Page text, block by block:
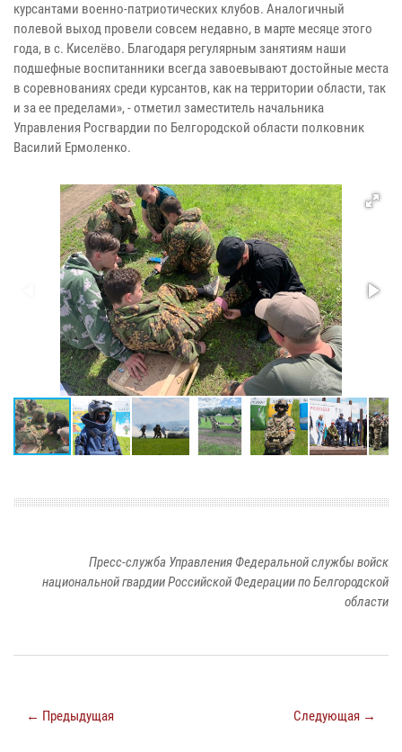
курсантами военно-патриотических клубов. Аналогичный
полевой выход провели совсем недавно, в марте месяце этого
года, в с. Киселёво. Благодаря регулярным занятиям наши
подшефные воспитанники всегда завоевывают достойные места
в соревнованиях среди курсантов, как на территории области, так
и за ее пределами», - отметил заместитель начальника
Управления Росгвардии по Белгородской области полковник
Василий Ермоленко.
Пресс-служба Управления Федеральной службы войск
национальной гвардии Российской Федерации по Белгородской
области
← Предыдущая Следующая →